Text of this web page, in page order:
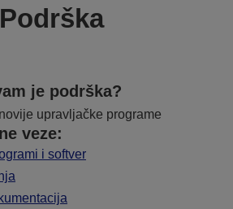
Podrška
je podrška?
upravljačke programe
veze:
i softver